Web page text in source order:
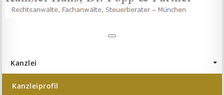
springen
Kanzlei
Kanzleiprofil